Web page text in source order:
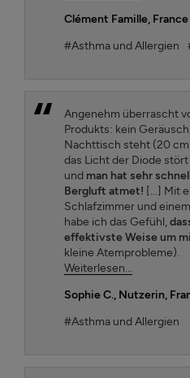
Clément Famille,
#Asthma und Allergien
Angenehm überrascht
Produkts: kein
Nachttisch steht (20
das Licht der Diode
und man hat sehr
Bergluft atmet! [...] Mit
Schlafzimmer und
habe ich das Gefühl,
effektivste Weise um
kleine Atemprobleme).
Weiterlesen...
Sophie C., Nutzerin,
#Asthma und Allergien